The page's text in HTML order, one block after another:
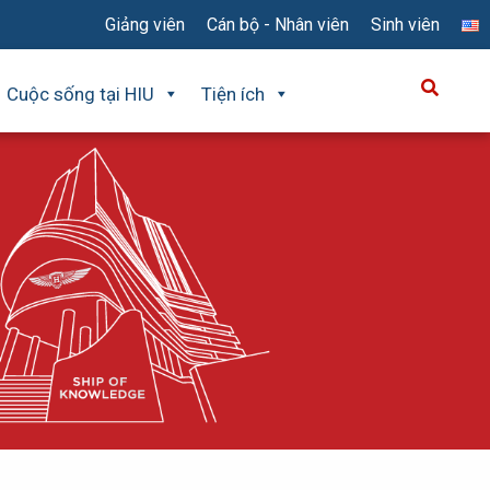
Giảng viên Cán bộ - Nhân viên Sinh viên
Cuộc sống tại HIU Tiện ích